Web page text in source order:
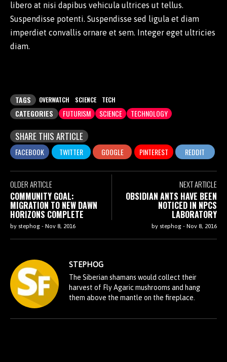
libero at nisi dapibus vehicula ultrices ut tellus.
Suspendisse potenti. Suspendisse sed ligula et diam
imperdiet convallis ornare et sem. Integer eget ultricies
diam.
TAGS OVERWATCH SCIENCE TECH
CATEGORIES FUTURISM SCIENCE TECHNOLOGY
SHARE THIS ARTICLE
OLDER ARTICLE
COMMUNITY GOAL:
MIGRATION TO NEW DAWN
HORIZONS COMPLETE
by stephog - Nov 8, 2016
NEXT ARTICLE
OBSIDIAN ANTS HAVE BEEN
NOTICED IN NPCS
LABORATORY
by stephog - Nov 8, 2016
STEPHOG
The Siberian shamans would collect their
harvest of Fly Agaric mushrooms and hang
them above the mantle on the fireplace.